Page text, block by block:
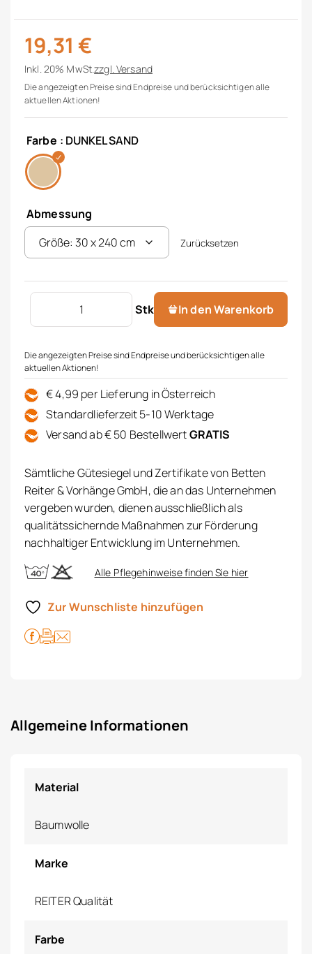
19,31 €
Inkl. 20% MwSt.zzgl.Versand
Die angezeigten Preise sind Endpreise und berücksichtigen alle
aktuellen Aktionen!
Farbe : DUNKEL SAND
Abmessung
Zurücksetzen
Stk
Tischläufer "Overlock" Menge
In den Warenkorb
Die angezeigten Preise sind Endpreise und berücksichtigen alle
aktuellen Aktionen!
€ 4,99 per Lieferung in Österreich
Standardlieferzeit 5-10 Werktage
Versand ab € 50 BestellwertGRATIS
Sämtliche Gütesiegel und Zertifikate von Betten
Reiter & Vorhänge GmbH, die an das Unternehmen
vergeben wurden, dienen ausschließlich als
qualitätssichernde Maßnahmen zur Förderung
nachhaltiger Entwicklung im Unternehmen.
Alle Pflegehinweise finden Sie hier
Zur Wunschliste hinzufügen
Allgemeine Informationen
Material
Baumwolle
Marke
REITER Qualität
Farbe